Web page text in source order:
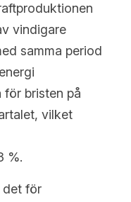
vindigare
samma period
för bristen på
vilket
%.
det för